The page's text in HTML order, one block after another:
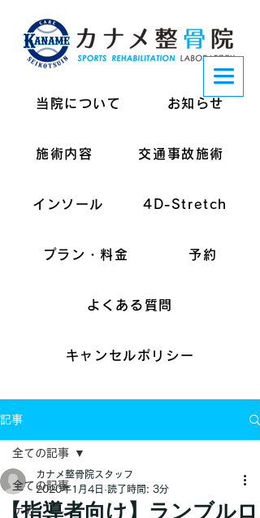
当院について お知らせ
施術内容 交通事故施術
インソール 4D-Stretch
プラン・料金 予約
よくある質問
キャンセルポリシー
記事
全ての記事
ケガ
全ての記事
【指導者向け】ランブルロ
カナメ整骨院スタッフ
2020年1月4日 読了時間: 3分